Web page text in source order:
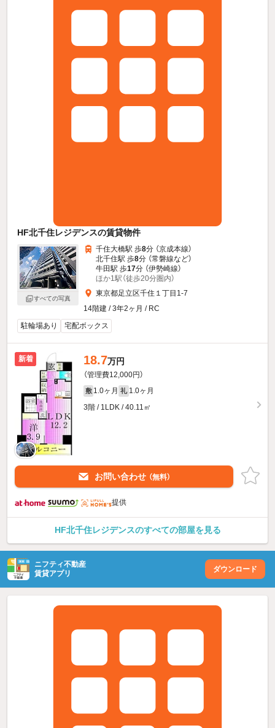
HF北千住レジデンスの賃貸物件
すべての写真
千住大橋駅 歩8分 （京成本線）
北千住駅 歩8分 （常磐線など）
牛田駅 歩17分 （伊勢崎線）
ほか1駅（徒歩20分圏内）
東京都足立区千住１丁目1-7
14階建 / 3年2ヶ月 / RC
駐輪場あり
宅配ボックス
新着 18.7万円
（管理費12,000円）
敷 1.0ヶ月 礼 1.0ヶ月
3階 / 1LDK / 40.11㎡
お問い合わせ （無料）
提供
HF北千住レジデンスのすべての部屋を見る
ニフティ不動産
賃貸アプリ
ダウンロード